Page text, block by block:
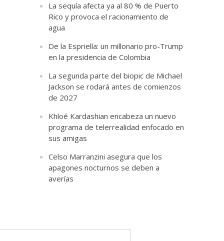
La sequía afecta ya al 80 % de Puerto
Rico y provoca el racionamiento de
agua
De la Espriella: un millonario pro-Trump
en la presidencia de Colombia
La segunda parte del biopic de Michael
Jackson se rodará antes de comienzos
de 2027
Khloé Kardashian encabeza un nuevo
programa de telerrealidad enfocado en
sus amigas
Celso Marranzini asegura que los
apagones nocturnos se deben a
averías